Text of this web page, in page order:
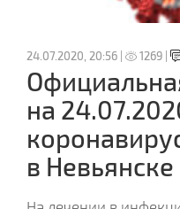
24.07.2020, 20:56 | 1269 |
на
в Невьянске